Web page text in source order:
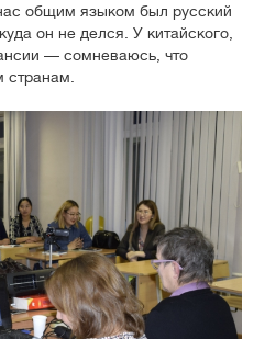
общим языком был русский
он не делся. У китайского,
— сомневаюсь, что
странам.